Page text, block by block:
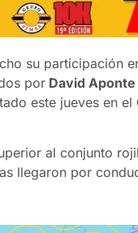
su participación
por David Aponte
este jueves en el
al conjunto
llegaron por